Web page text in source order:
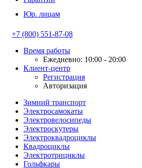
Юр. лицам
+7 (800) 551-87-08
Время работы
Ежедневно: 10:00 - 20:00
Клиент-центр
Регистрация
Авторизация
Зимний транспорт
Электросамокаты
Электровелосипеды
Электроскутеры
Электроквадроциклы
Квадроциклы
Электротрициклы
Гольфкары